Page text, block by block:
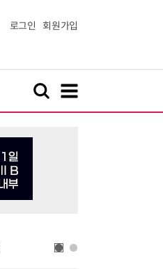
로그인 회원가입